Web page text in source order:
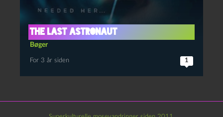
The Last Astronaut
Bøger
For 3 år siden 1